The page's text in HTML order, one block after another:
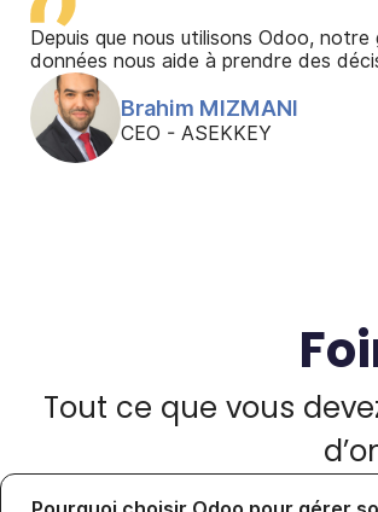
Depuis que nous utilisons Odoo,
données nous aide à prendre des
Brahim MIZMANI
CEO - ASEKKEY
Tout ce que vous